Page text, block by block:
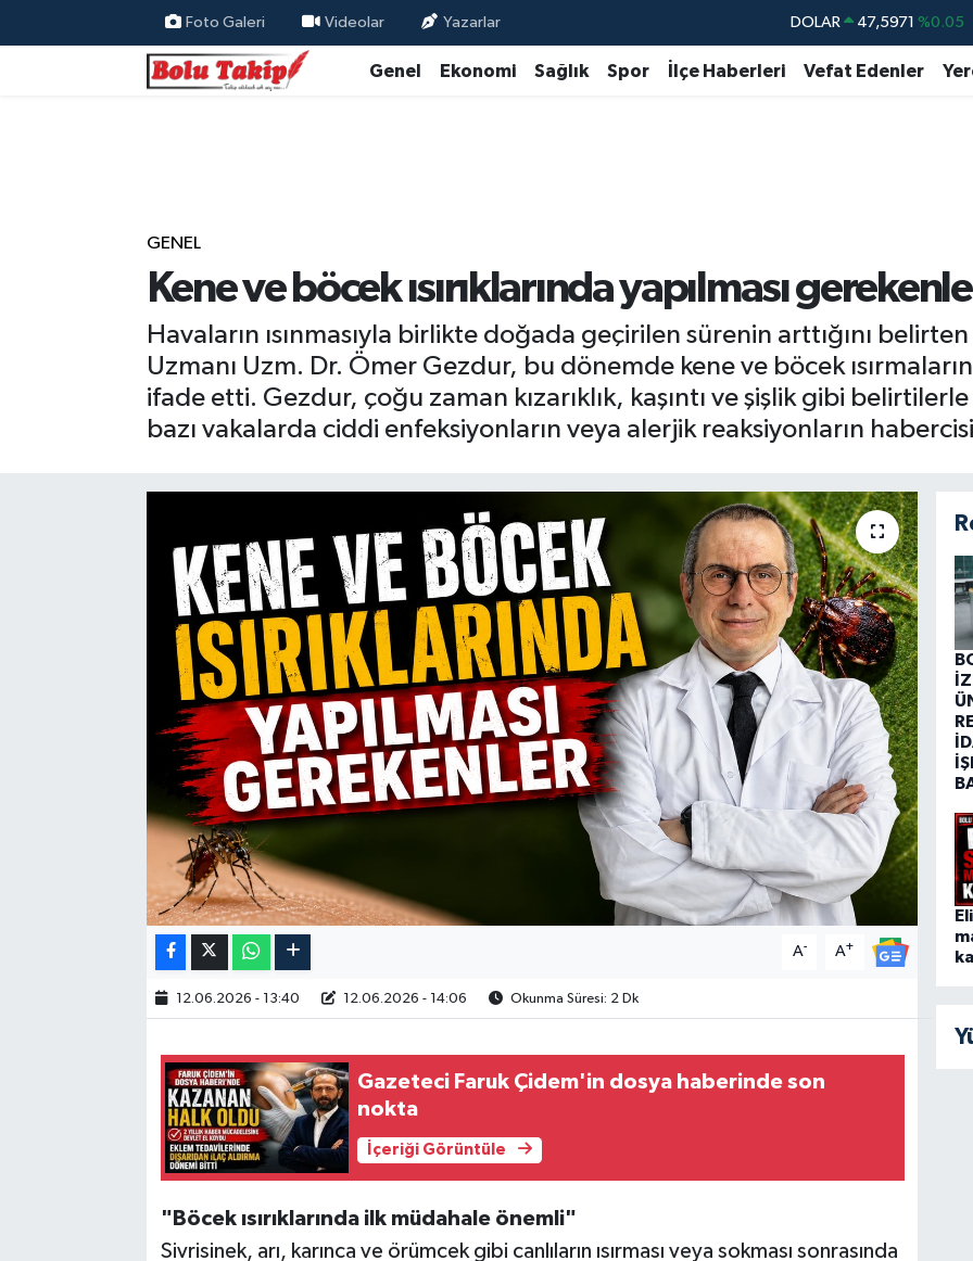
Foto Galeri Videolar Yazarlar DOLAR 47,5971 %0.05
EURO 55,1336 %0.18
Genel Ekonomi Sağlık Spor İlçe Haberleri Vefat Edenler
GENEL
Kene ve böcek ısırıklarında yapılması
Havaların ısınmasıyla birlikte doğada geçirilen sürenin arttığını
Uzmanı Uzm. Dr. Ömer Gezdur, bu dönemde kene ve böcek
ifade etti. Gezdur, çoğu zaman kızarıklık, kaşıntı ve şişlik gibi
bazı vakalarda ciddi enfeksiyonların veya alerjik reaksiyonların
A- A+
12.06.2026 - 13:40 12.06.2026 - 14:06 Okunma Süresi: 2 Dk
Gazeteci Faruk Çidem'in dosya haberinde son
nokta
İçeriği Görüntüle
"Böcek ısırıklarında ilk müdahale önemli"
Sivrisinek, arı, karınca ve örümcek gibi canlıların ısırması veya sokması sonrasında